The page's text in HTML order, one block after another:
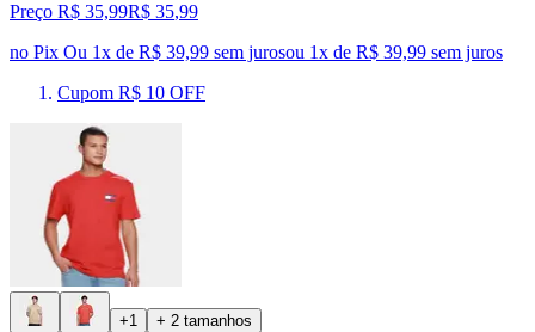
Preço R$ 35,99R$ 35,99
no Pix Ou 1x de R$ 39,99 sem jurosou 1x de R$ 39,99 sem juros
Cupom R$ 10 OFF
+1 + 2 tamanhos